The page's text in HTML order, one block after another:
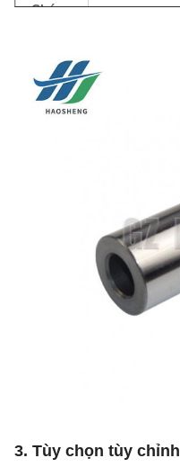
Chứng
Đường
kính
3. Tùy chọn tùy chỉnh